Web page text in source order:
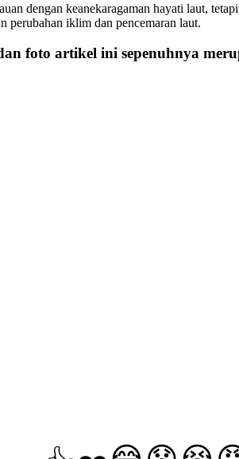
dengan keanekaragaman hayati laut,
perubahan iklim dan pencemaran laut.
foto artikel ini sepenuhnya